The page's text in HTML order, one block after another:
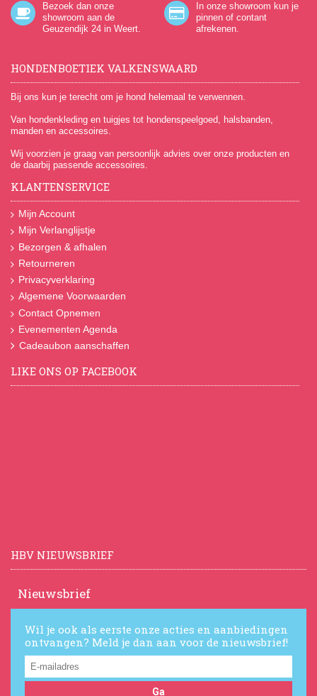
Bezoek dan onze
showroom aan de
Geuzendijk 24 in Weert.
In onze showroom kun je
pinnen of contant
afrekenen.
HONDENBOETIEK VALKENSWAARD
Bij ons kun je terecht om je hond helemaal te verwennen.
Van hondenkleding en tuigjes tot hondenspeelgoed, halsbanden,
manden en accessoires.
Wij voorzien je graag van persoonlijk advies over onze producten en
de daarbij passende accessoires.
KLANTENSERVICE
Mijn Account
Mijn Verlanglijstje
Bezorgen & afhalen
Retourneren
Privacyverklaring
Algemene Voorwaarden
Contact Opnemen
Evenementen Agenda
Cadeaubon aanschaffen
LIKE ONS OP FACEBOOK
HBV NIEUWSBRIEF
Nieuwsbrief
Wil je ook als eerste onze acties en aanbiedingen
ontvangen? Meld je dan aan voor de nieuwsbrief!
Ga